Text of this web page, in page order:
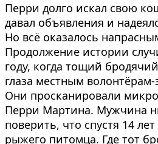
Перри долго искал свою
давал объявления и
Но всё оказалось
Продолжение истории
году, когда тощий
глаза местным
Они просканировали
Перри Мартина. Мужчина
поверить, что спустя 14
рыжего питомца. Где тот